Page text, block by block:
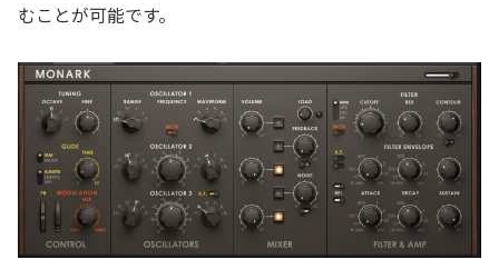
むことが可能です。